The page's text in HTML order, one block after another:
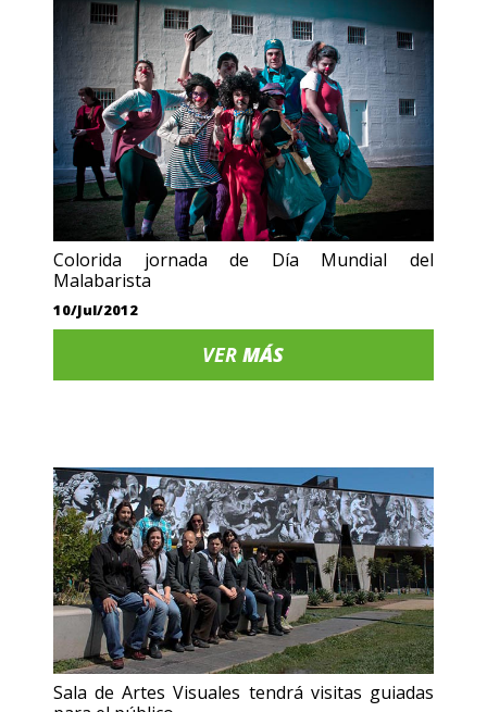
Colorida jornada de Día Mundial del
Malabarista
10/Jul/2012
VERMÁS
Sala de Artes Visuales tendrá visitas guiadas